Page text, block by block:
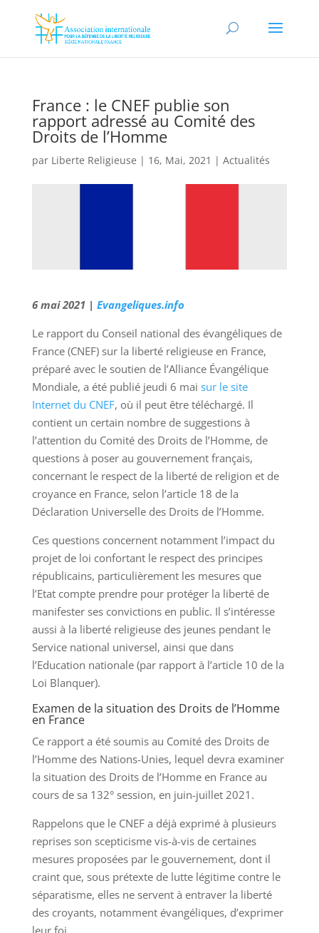
France : le CNEF publie son
rapport adressé au Comité des
Droits de l’Homme
par Liberte Religieuse | 16, Mai, 2021 | Actualités
6 mai 2021 | Evangeliques.info
Le rapport du Conseil national des évangéliques de
France (CNEF) sur la liberté religieuse en France,
préparé avec le soutien de l’Alliance Évangélique
Mondiale, a été publié jeudi 6 mai sur le site
Internet du CNEF, où il peut être téléchargé. Il
contient un certain nombre de suggestions à
l’attention du Comité des Droits de l’Homme, de
questions à poser au gouvernement français,
concernant le respect de la liberté de religion et de
croyance en France, selon l’article 18 de la
Déclaration Universelle des Droits de l’Homme.
Ces questions concernent notamment l’impact du
projet de loi confortant le respect des principes
républicains, particulièrement les mesures que
l’Etat compte prendre pour protéger la liberté de
manifester ses convictions en public. Il s’intéresse
aussi à la liberté religieuse des jeunes pendant le
Service national universel, ainsi que dans
l’Education nationale (par rapport à l’article 10 de la
Loi Blanquer).
Examen de la situation des Droits de l’Homme
en France
Ce rapport a été soumis au Comité des Droits de
l’Homme des Nations-Unies, lequel devra examiner
la situation des Droits de l’Homme en France au
cours de sa 132° session, en juin-juillet 2021.
Rappelons que le CNEF a déjà exprimé à plusieurs
reprises son scepticisme vis-à-vis de certaines
mesures proposées par le gouvernement, dont il
craint que, sous prétexte de lutte légitime contre le
séparatisme, elles ne servent à entraver la liberté
des croyants, notamment évangéliques, d’exprimer